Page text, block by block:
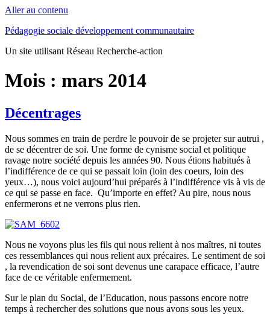
Aller au contenu
Pédagogie sociale développement communautaire
Un site utilisant Réseau Recherche-action
Mois : mars 2014
Décentrages
Nous sommes en train de perdre le pouvoir de se projeter sur autrui ,
de se décentrer de soi. Une forme de cynisme social et politique
ravage notre société depuis les années 90. Nous étions habitués à
l’indifférence de ce qui se passait loin (loin des coeurs, loin des
yeux…), nous voici aujourd’hui préparés à l’indifférence vis à vis de
ce qui se passe en face. Qu’importe en effet? Au pire, nous nous
enfermerons et ne verrons plus rien.
Nous ne voyons plus les fils qui nous relient à nos maîtres, ni toutes
ces ressemblances qui nous relient aux précaires. Le sentiment de soi
, la revendication de soi sont devenus une carapace efficace, l’autre
face de ce véritable enfermement.
Sur le plan du Social, de l’Education, nous passons encore notre
temps à rechercher des solutions que nous avons sous les yeux.